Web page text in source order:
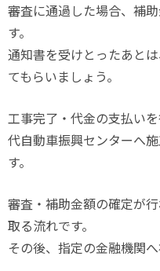
審査に通過した場合、補
す。
通知書を受けとったあと
てもらいましょう。
工事完了・代金の支払い
代自動車振興センターへ
す。
審査・補助金額の確定が
取る流れです。
その後、指定の金融機関